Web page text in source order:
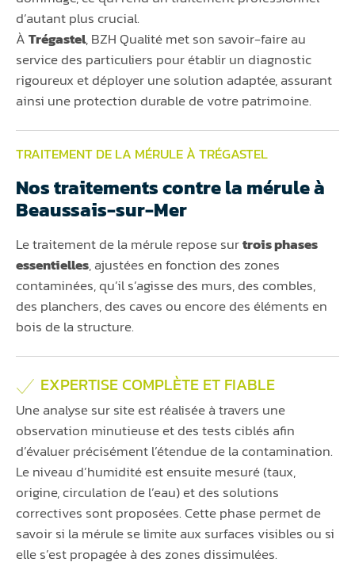
d’autant plus crucial.
ÀTrégastel, BZH Qualité met son savoir-faire au
service des particuliers pour établir un diagnostic
rigoureux et déployer une solution adaptée, assurant
ainsi une protection durable de votre patrimoine.
TRAITEMENT DE LA MÉRULE À TRÉGASTEL
Nos traitements contre la mérule à
Beaussais-sur-Mer
Le traitement de la mérule repose surtrois phases
essentielles, ajustées en fonction des zones
contaminées, qu’il s’agisse des murs, des combles,
des planchers, des caves ou encore des éléments en
bois de la structure.
EXPERTISE COMPLÈTE ET FIABLE
Une analyse sur site est réalisée à travers une
observation minutieuse et des tests ciblés afin
d’évaluer précisément l’étendue de la contamination.
Le niveau d’humidité est ensuite mesuré (taux,
origine, circulation de l’eau) et des solutions
correctives sont proposées. Cette phase permet de
savoir si la mérule se limite aux surfaces visibles ou si
elle s’est propagée à des zones dissimulées.